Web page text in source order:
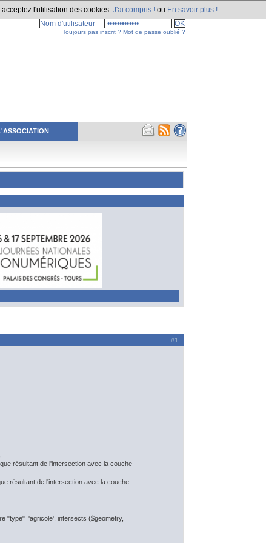
l'utilisation des cookies. J'ai compris ! ou En savoir plus !
Toujours pas inscrit ? Mot de passe oublié ?
#1
résultant de l'intersection avec la couche
résultant de l'intersection avec la couche
"type"='agricole', intersects ($geometry,